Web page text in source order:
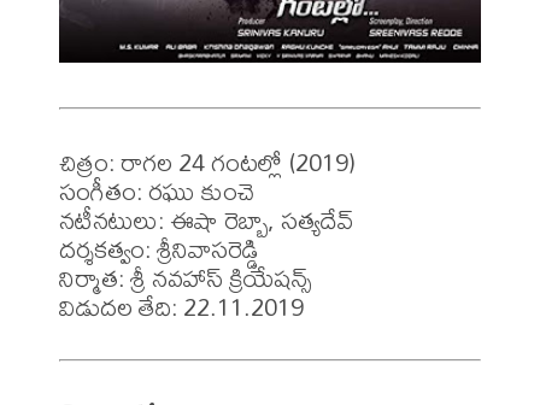
చిత్రం: రాగల 24 గంటల్లో (2019)
సంగీతం: రఘు కుంచె
నటీనటులు: ఈషా రెబ్బా, సత్యదేవ్
దర్శకత్వం: శ్రీనివాసరెడ్డి
నిర్మాత: శ్రీ నవహాస్ క్రియేషన్స్
విడుదల తేది: 22.11.2019